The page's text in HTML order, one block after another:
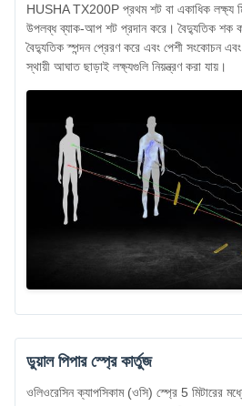
HUSHA TX200P প্রথম শট বা একাধিক লক্ষ্য
উপলব্ধ ব্যাক-আপ শট প্রদান করে। বৈদ্যুতিক শক
বৈদ্যুতিক স্পন্দন প্রেরণ করে এবং পেশী সংকোচন এবং
স্থায়ী আঘাত ছাড়াই লক্ষ্যগুলি নিয়ন্ত্রণ করা যায়।
ডুয়াল পিপার স্প্রে কার্তুজ
ওলিওরেসিন ক্যাপসিকাম (ওসি) স্প্রে 5 মিটারের